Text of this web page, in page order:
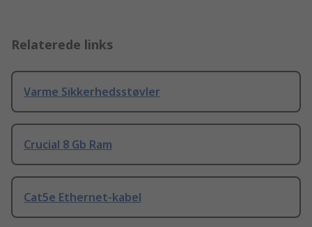
Relaterede links
Varme Sikkerhedsstøvler
Crucial 8 Gb Ram
Cat5e Ethernet-kabel